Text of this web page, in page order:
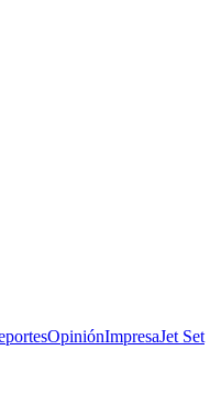
OpiniónImpresaJet Set